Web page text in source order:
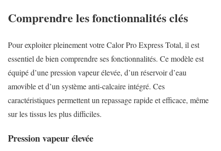
Comprendre les fonctionnalités clés
Pour exploiter pleinement votre Calor Pro Express Total, il est
essentiel de bien comprendre ses fonctionnalités. Ce modèle est
équipé d’une pression vapeur élevée, d’un réservoir d’eau
amovible et d’un système anti-calcaire intégré. Ces
caractéristiques permettent un repassage rapide et efficace, même
sur les tissus les plus difficiles.
Pression vapeur élevée